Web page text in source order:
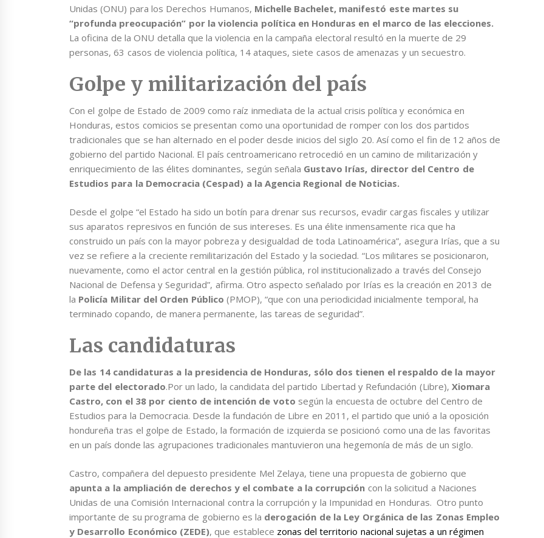
Unidas (ONU) para los Derechos Humanos, Michelle Bachelet, manifestó este martes su
“profunda preocupación” por la violencia política en Honduras en el marco de las elecciones.
La oficina de la ONU detalla que la violencia en la campaña electoral resultó en la muerte de 29
personas, 63 casos de violencia política, 14 ataques, siete casos de amenazas y un secuestro.
Golpe y militarización del país
Con el golpe de Estado de 2009 como raíz inmediata de la actual crisis política y económica en
Honduras, estos comicios se presentan como una oportunidad de romper con los dos partidos
tradicionales que se han alternado en el poder desde inicios del siglo 20. Así como el fin de 12 años de
gobierno del partido Nacional. El país centroamericano retrocedió en un camino de militarización y
enriquecimiento de las élites dominantes, según señala Gustavo Irías, director del Centro de
Estudios para la Democracia (Cespad) a la Agencia Regional de Noticias.
Desde el golpe “el Estado ha sido un botín para drenar sus recursos, evadir cargas fiscales y utilizar
sus aparatos represivos en función de sus intereses. Es una élite inmensamente rica que ha
construido un país con la mayor pobreza y desigualdad de toda Latinoamérica”, asegura Irías, que a su
vez se refiere a la creciente remilitarización del Estado y la sociedad. “Los militares se posicionaron,
nuevamente, como el actor central en la gestión pública, rol institucionalizado a través del Consejo
Nacional de Defensa y Seguridad”, afirma. Otro aspecto señalado por Irías es la creación en 2013 de
la Policía Militar del Orden Público (PMOP), “que con una periodicidad inicialmente temporal, ha
terminado copando, de manera permanente, las tareas de seguridad”.
Las candidaturas
De las 14 candidaturas a la presidencia de Honduras, sólo dos tienen el respaldo de la mayor
parte del electorado.Por un lado, la candidata del partido Libertad y Refundación (Libre), Xiomara
Castro, con el 38 por ciento de intención de voto según la encuesta de octubre del Centro de
Estudios para la Democracia. Desde la fundación de Libre en 2011, el partido que unió a la oposición
hondureña tras el golpe de Estado, la formación de izquierda se posicionó como una de las favoritas
en un país donde las agrupaciones tradicionales mantuvieron una hegemonía de más de un siglo.
Castro, compañera del depuesto presidente Mel Zelaya, tiene una propuesta de gobierno que
apunta a la ampliación de derechos y el combate a la corrupción con la solicitud a Naciones
Unidas de una Comisión Internacional contra la corrupción y la Impunidad en Honduras. Otro punto
importante de su programa de gobierno es la derogación de la Ley Orgánica de las Zonas Empleo
y Desarrollo Económico (ZEDE), que establece zonas del territorio nacional sujetas a un régimen